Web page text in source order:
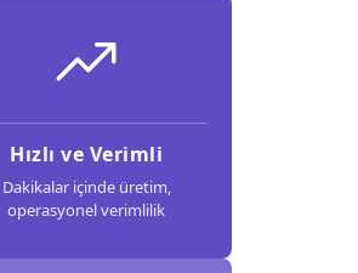
Hızlı ve Verimli
Dakikalar içinde üretim,
operasyonel verimlilik